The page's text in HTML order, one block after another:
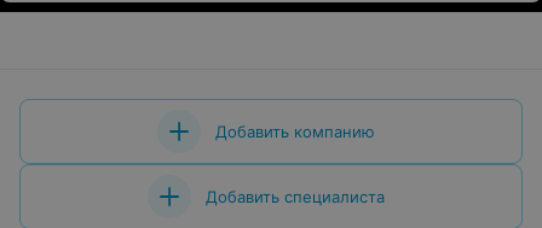
Добавить компанию
Добавить специалиста